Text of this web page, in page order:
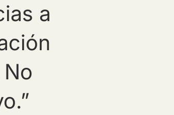
a